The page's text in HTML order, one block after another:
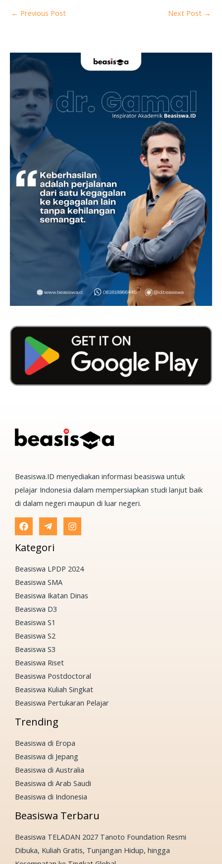
← Previous Post Next Post →
Beasiswa.ID menyediakan informasi beasiswa untuk
pelajar Indonesia dalam mempersiapkan studi lanjut baik
di dalam negeri maupun di luar negeri.
Kategori
Beasiswa LPDP 2024
Beasiswa SMA
Beasiswa Ikatan Dinas
Beasiswa D3
Beasiswa S1
Beasiswa S2
Beasiswa S3
Beasiswa Riset
Beasiswa Postdoctoral
Beasiswa Kuliah Singkat
Beasiswa Pertukaran Pelajar
Trending
Beasiswa di Eropa
Beasiswa di Jepang
Beasiswa di Australia
Beasiswa di Arab Saudi
Beasiswa di Indonesia
Beasiswa Terbaru
Beasiswa TELADAN 2027 Tanoto Foundation Resmi
Dibuka, Kuliah Gratis, Tunjangan Hidup, hingga